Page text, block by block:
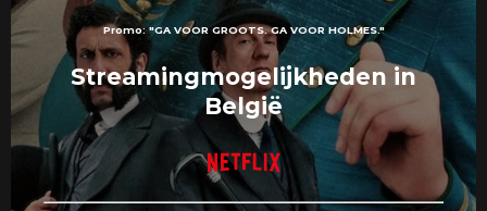
Promo:"GA VOOR GROOTS. GA VOOR HOLMES."
Streamingmogelijkheden in
België